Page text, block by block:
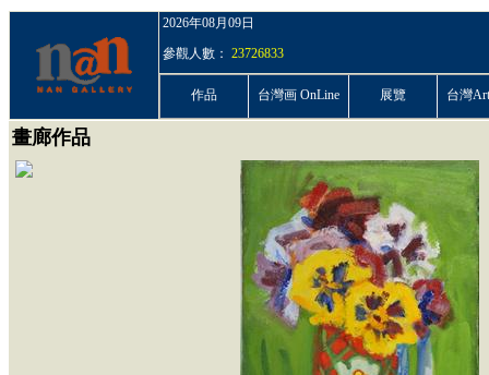
2026年08月09日
參觀人數： 23726833
作品 台灣画 OnLine 展覽 台灣
畫廊作品